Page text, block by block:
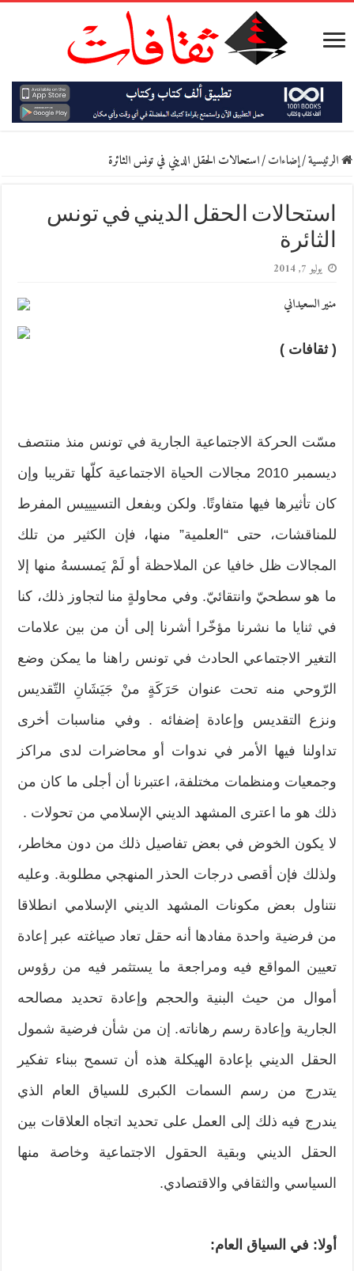
الرئيسية/إضاءات/استحالات الحقل الديني في تونس الثائرة
استحالات الحقل الديني في تونس
الثائرة
يوليو 7, 2014
منير السعيداني
( ثقافات )
مسّت الحركة الاجتماعية الجارية في تونس منذ منتصف
ديسمبر 2010 مجالات الحياة الاجتماعية كلّها تقريبا وإن
كان تأثيرها فيها متفاوتًا. ولكن وبفعل التسيييس المفرط
للمناقشات، حتى “العلمية” منها، فإن الكثير من تلك
المجالات ظل خافيا عن الملاحظة أو لَمْ يَمسسهُ منها إلا
ما هو سطحيّ وانتقائيّ. وفي محاولةٍ منا لتجاوز ذلك، كنا
في ثنايا ما نشرنا مؤخّرا أشرنا إلى أن من بين علامات
التغير الاجتماعي الحادث في تونس راهنا ما يمكن وضع
الرّوحي منه تحت عنوان حَرَكَةٍ منْ جَيَشَانِ التّقديس
ونزع التقديس وإعادة إضفائه . وفي مناسبات أخرى
تداولنا فيها الأمر في ندوات أو محاضرات لدى مراكز
وجمعيات ومنظمات مختلفة، اعتبرنا أن أجلى ما كان من
ذلك هو ما اعترى المشهد الديني الإسلامي من تحولات .
لا يكون الخوض في بعض تفاصيل ذلك من دون مخاطر،
ولذلك فإن أقصى درجات الحذر المنهجي مطلوبة. وعليه
نتناول بعض مكونات المشهد الديني الإسلامي انطلاقا
من فرضية واحدة مفادها أنه حقل تعاد صياغته عبر إعادة
تعيين المواقع فيه ومراجعة ما يستثمر فيه من رؤوس
أموال من حيث البنية والحجم وإعادة تحديد مصالحه
الجارية وإعادة رسم رهاناته. إن من شأن فرضية شمول
الحقل الديني بإعادة الهيكلة هذه أن تسمح ببناء تفكير
يتدرج من رسم السمات الكبرى للسياق العام الذي
يندرج فيه ذلك إلى العمل على تحديد اتجاه العلاقات بين
الحقل الديني وبقية الحقول الاجتماعية وخاصة منها
السياسي والثقافي والاقتصادي.
أولا: في السياق العام: